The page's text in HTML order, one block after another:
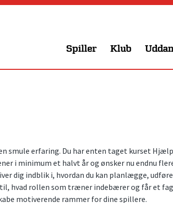
Spiller Klub
smule erfaring. Du har enten taget kurset
i minimum et halvt år og ønsker nu endnu
dig indblik i, hvordan du kan planlægge, udføre
til, hvad rollen som træner indebærer og får et
motiverende rammer for dine spillere.